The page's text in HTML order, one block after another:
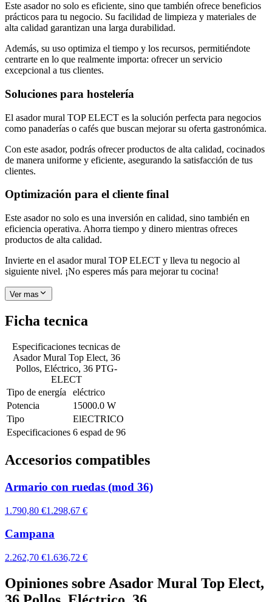
Este asador no solo es eficiente, sino que también ofrece beneficios
prácticos para tu negocio. Su facilidad de limpieza y materiales de
alta calidad garantizan una larga durabilidad.
Además, su uso optimiza el tiempo y los recursos, permitiéndote
centrarte en lo que realmente importa: ofrecer un servicio
excepcional a tus clientes.
Soluciones para hostelería
El asador mural TOP ELECT es la solución perfecta para negocios
como panaderías o cafés que buscan mejorar su oferta gastronómica.
Con este asador, podrás ofrecer productos de alta calidad, cocinados
de manera uniforme y eficiente, asegurando la satisfacción de tus
clientes.
Optimización para el cliente final
Este asador no solo es una inversión en calidad, sino también en
eficiencia operativa. Ahorra tiempo y dinero mientras ofreces
productos de alta calidad.
Invierte en el asador mural TOP ELECT y lleva tu negocio al
siguiente nivel. ¡No esperes más para mejorar tu cocina!
Ver mas
Ficha tecnica
Especificaciones tecnicas de
Asador Mural Top Elect, 36
Pollos, Eléctrico, 36 PTG-
ELECT
Tipo de energía
eléctrico
Potencia
15000.0 W
Tipo
ElECTRICO
Especificaciones 6 espad de 96
Accesorios compatibles
Armario con ruedas (mod 36)
1.790,80 €1.298,67 €
Campana
2.262,70 €1.636,72 €
Opiniones sobre Asador Mural Top Elect,